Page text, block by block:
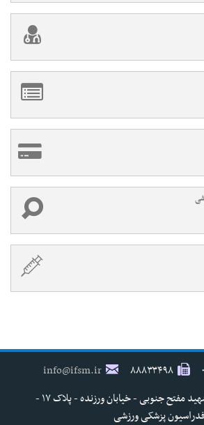
۸۸۸۳۳۴۹۸
info@ifsm.ir
تهران - خیابان شهید مفتح جنوبی - خیابان ورزنده - پلاک ۱۷ -
فدراسیون پزشکی ورزشی